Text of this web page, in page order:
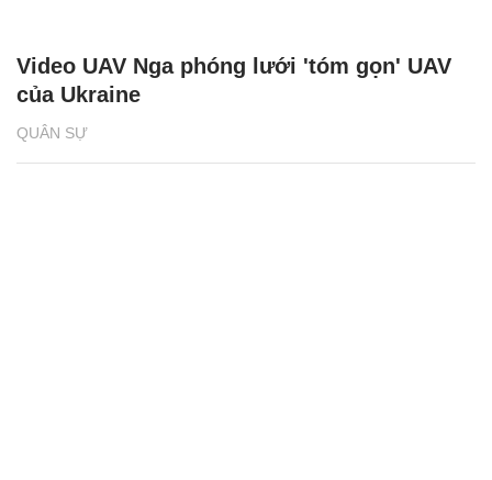
QUÂN SỰ
Video UAV Nga phóng lưới 'tóm gọn' UAV
của Ukraine